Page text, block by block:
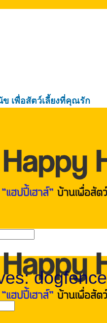
เพื่อสัตว์เลี้ยงที่คุณรัก
dogfence